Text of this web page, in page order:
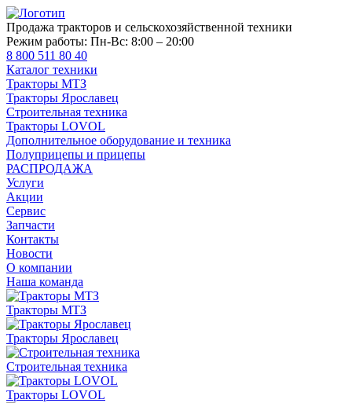
Продажа тракторов и сельскохозяйственной техники
Режим работы: Пн-Вс: 8:00 – 20:00
8 800 511 80 40
Каталог техники
Тракторы МТЗ
Тракторы Ярославец
Строительная техника
Тракторы LOVOL
Дополнительное оборудование и техника
Полуприцепы и прицепы
РАСПРОДАЖА
Услуги
Акции
Сервис
Запчасти
Контакты
Новости
О компании
Наша команда
Тракторы МТЗ
Тракторы Ярославец
Строительная техника
Тракторы LOVOL